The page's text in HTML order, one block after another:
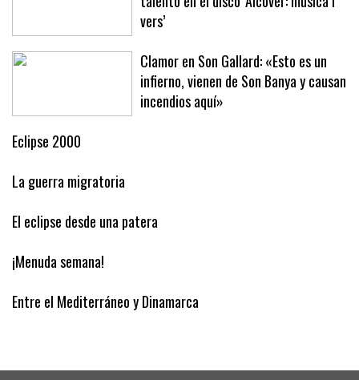
Marga Pocoví y Biel Tous unen su
talento en el disco ‘Alcover: música i
vers’
Clamor en Son Gallard: «Esto es un
infierno, vienen de Son Banya y causan
Eclipse 2000
La guerra migratoria
El eclipse desde una patera
¡Menuda semana!